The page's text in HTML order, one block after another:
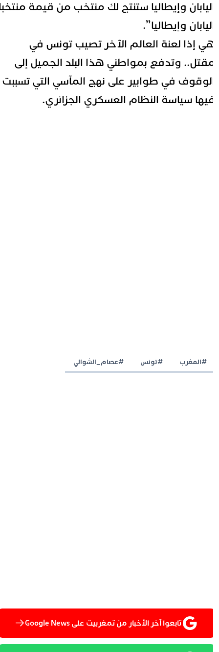
وإيطاليا ستنتج لك منتخب من قيمة منتخبا
وإيطاليا”.
إذا لعنة العالم الآخر تصيب تونس في
وتدفع بمواطني هذا البلد الجميل إلى
في طوابير على نهج المآسي التي تسببت
سياسة النظام العسكري الجزائري.
#المغرب #تونس #عصام_الشوالي
تابعوا آخر الأخبار من تمغربيت على Google News